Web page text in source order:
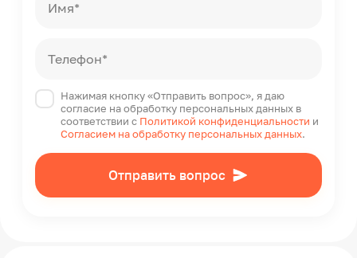
Имя*
Телефон*
Нажимая кнопку «Отправить вопрос», я даю
согласие на обработку персональных данных в
соответствии с Политикой конфиденциальности и
Согласием на обработку персональных данных.
Отправить вопрос